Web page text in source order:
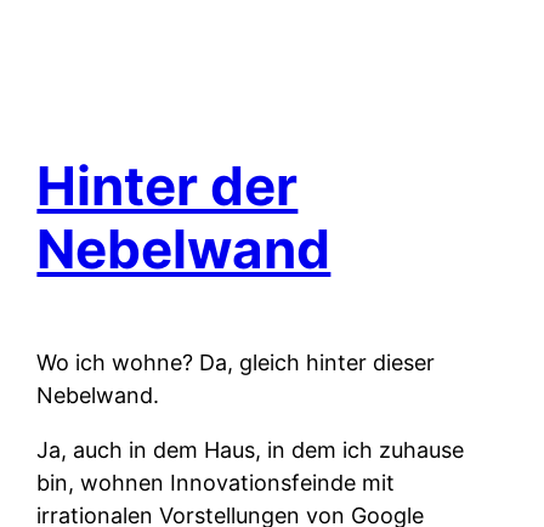
Hinter der
Nebelwand
Wo ich wohne? Da, gleich hinter dieser
Nebelwand.
Ja, auch in dem Haus, in dem ich zuhause
bin, wohnen Innovationsfeinde mit
irrationalen Vorstellungen von Google